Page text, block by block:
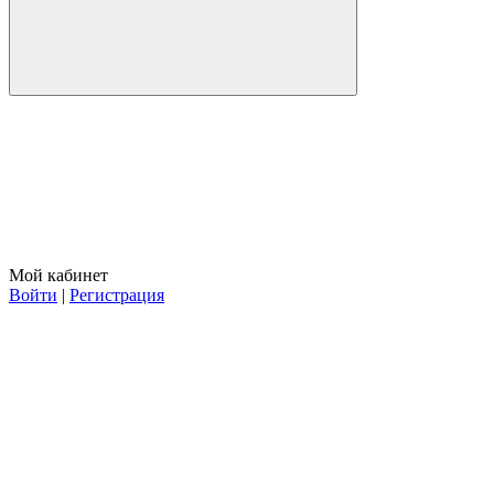
Мой кабинет
Войти | Регистрация